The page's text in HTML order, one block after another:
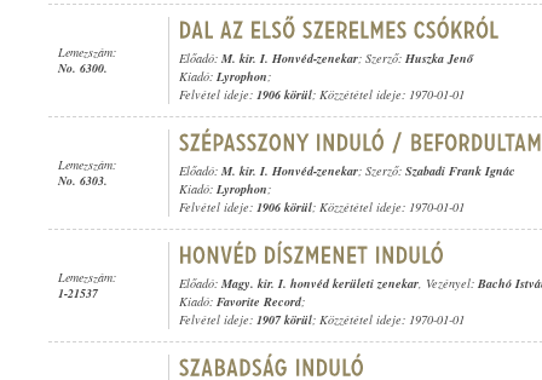
Lemezszám:
No. 6300.
Előadó: M. kir. I. Honvéd-zenekar; Szerző: Huszka Jenő
Kiadó: Lyrophon;
Felvétel ideje: 1906 körül; Közzététel ideje: 1970-01-01
Lemezszám:
No. 6303.
Előadó: M. kir. I. Honvéd-zenekar; Szerző: Szabadi Frank Ignác
Kiadó: Lyrophon;
Felvétel ideje: 1906 körül; Közzététel ideje: 1970-01-01
Lemezszám:
1-21537
Előadó: Magy. kir. I. honvéd kerületi zenekar, Vezényel: Bachó
Kiadó: Favorite Record;
Felvétel ideje: 1907 körül; Közzététel ideje: 1970-01-01